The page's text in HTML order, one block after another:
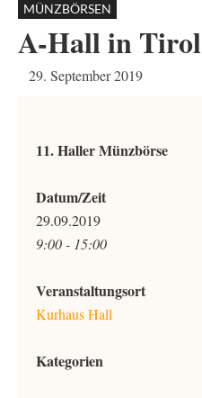
MÜNZBÖRSEN
A-Hall in Tirol
29. September 2019
11. Haller Münzbörse
Datum/Zeit
29.09.2019
9:00 - 15:00
Veranstaltungsort
Kurhaus Hall
Kategorien